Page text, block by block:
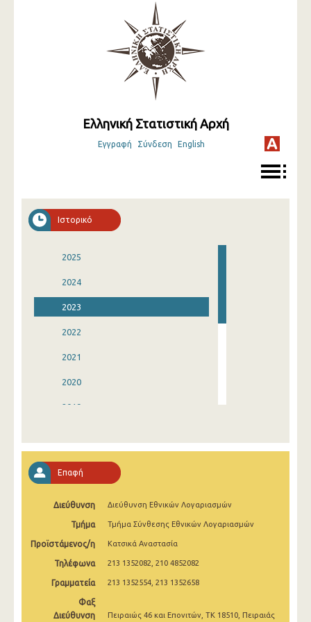
Ελληνική Στατιστική Αρχή
Εγγραφή Σύνδεση English
Ιστορικό
2025
2024
2023
2022
2021
2020
2019
2016
2015
2014
1996
Επαφή
Διεύθυνση Διεύθυνση Εθνικών Λογαριασμών
Τμήμα Τμήμα Σύνθεσης Εθνικών Λογαριασμών
Προϊστάμενος/η Κατσικά Αναστασία
Τηλέφωνα 213 1352082, 210 4852082
Γραμματεία 213 1352554, 213 1352658
Φαξ
Διεύθυνση
Πειραιώς 46 και Επονιτών, ΤΚ 18510, Πειραιάς